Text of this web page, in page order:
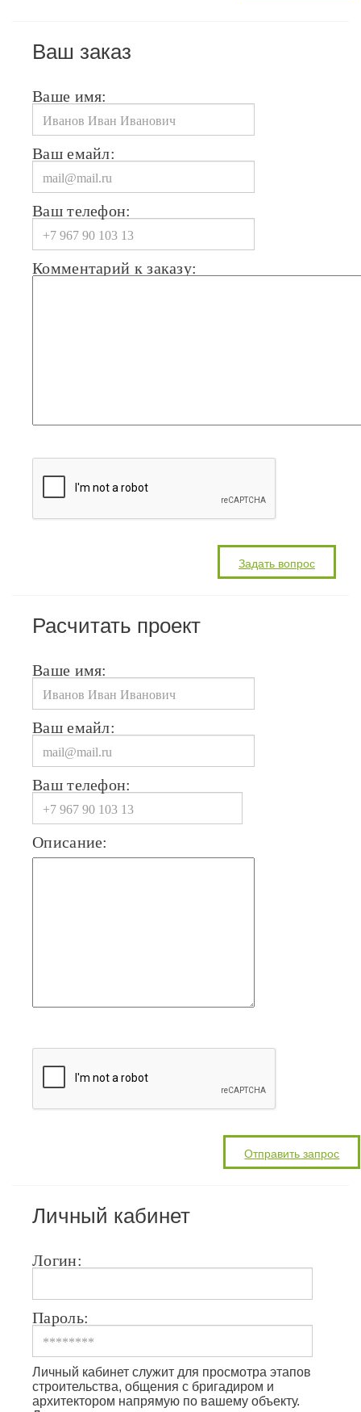
Ваш заказ
Ваше имя:
Ваш емайл:
Ваш телефон:
Комментарий к заказу:
Расчитать проект
Ваше имя:
Ваш емайл:
Ваш телефон:
Описание:
Личный кабинет
Логин:
Пароль:
Личный кабинет служит для просмотра этапов
строительства, общения с бригадиром и
архитектором напрямую по вашему объекту.